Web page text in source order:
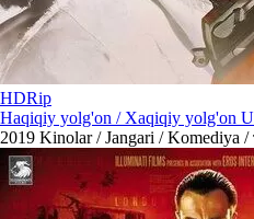
HDRip
Haqiqiy yolg'on / Xaqiqiy yolg'on
2019 Kinolar / Jangari / Komediya